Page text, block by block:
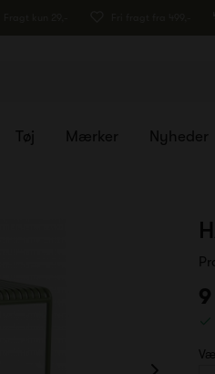
Tøj Mærker Nyheder